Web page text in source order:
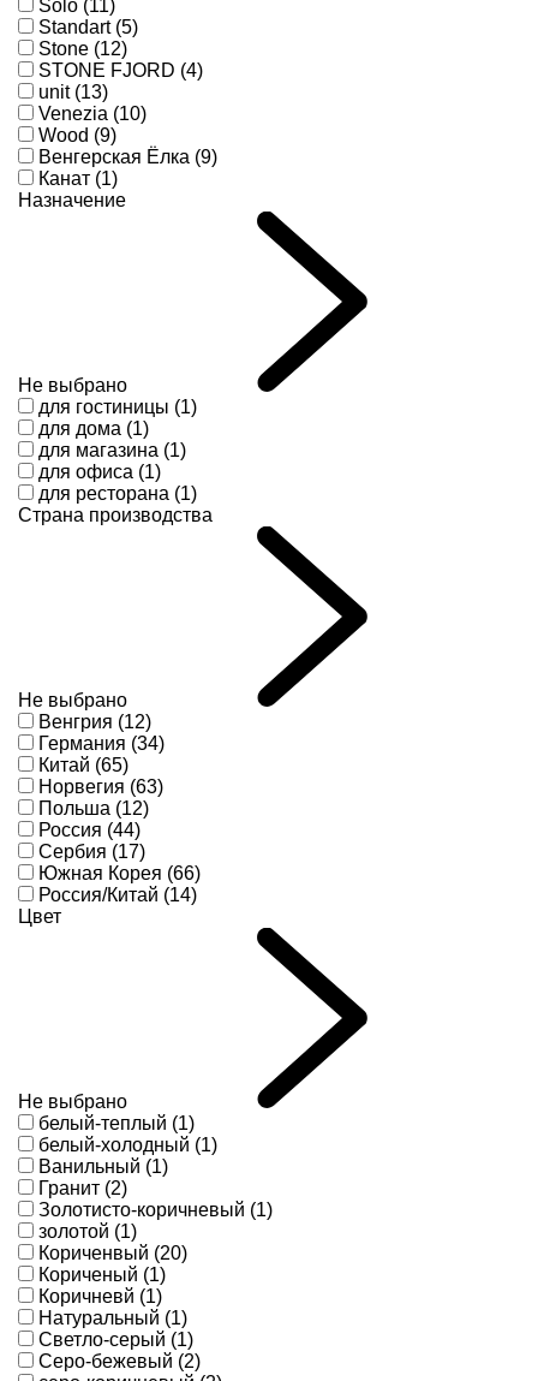
Solo (11)
Standart (5)
Stone (12)
STONE FJORD (4)
unit (13)
Venezia (10)
Wood (9)
Венгерская Ёлка (9)
Канат (1)
Назначение
Не выбрано
для гостиницы (1)
для дома (1)
для магазина (1)
для офиса (1)
для ресторана (1)
Страна производства
Не выбрано
Венгрия (12)
Германия (34)
Китай (65)
Норвегия (63)
Польша (12)
Россия (44)
Сербия (17)
Южная Корея (66)
Россия/Китай (14)
Цвет
Не выбрано
белый-теплый (1)
белый-холодный (1)
Ванильный (1)
Гранит (2)
Золотисто-коричневый (1)
золотой (1)
Кориченвый (20)
Кориченый (1)
Коричневй (1)
Натуральный (1)
Светло-серый (1)
Серо-бежевый (2)